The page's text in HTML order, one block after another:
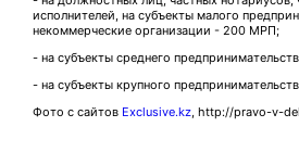
исполнителей, на субъекты малого
некоммерческие организации - 200 МРП;
- на субъекты среднего
- на субъекты крупного
Фото с сайтов Exclusive.kz, http://pravo-v-